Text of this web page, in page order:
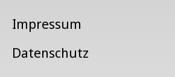
Impressum
Datenschutz